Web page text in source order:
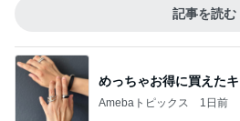
記事を読む
めっちゃお得に買えた
Amebaトピックス 1日前